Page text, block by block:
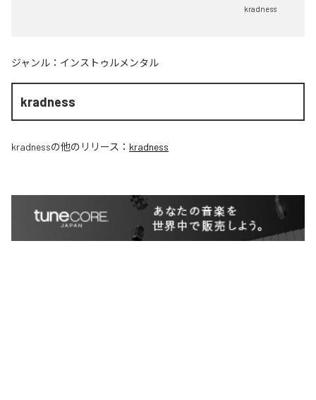
kradness
ジャンル： インストゥルメンタル
kradness
kradnessの他のリリース： kradness